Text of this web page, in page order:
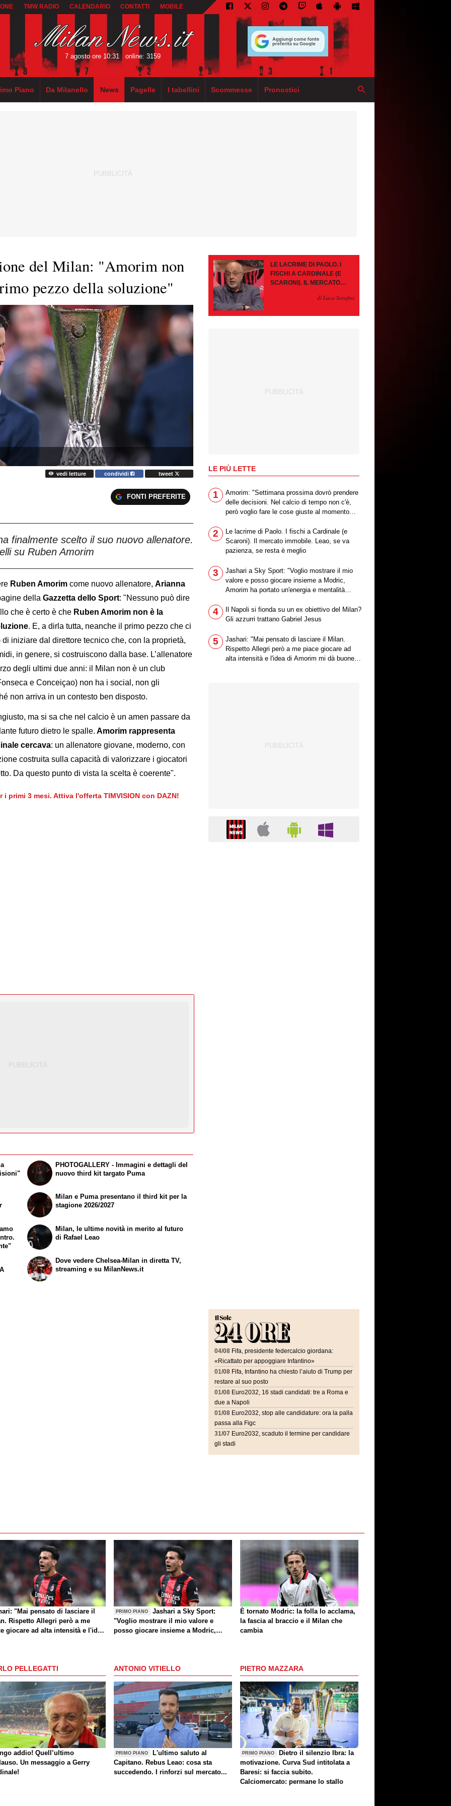
TMW RADIO CALENDARIO CONTATTI MOBILE
7 agosto ore 10:31 online: 3159
Piano Da Milanello News Pagelle I tabellini Scommesse Pronostici
del Milan: "Amorim non
pezzo della soluzione"
vedi letture condividi tweet
FONTI PREFERITE
finalmente scelto il suo nuovo allenatore.
su Ruben Amorim
Ruben Amorim come nuovo allenatore, Arianna
della Gazzetta dello Sport: "Nessuno può dire
che è certo è che Ruben Amorim non è la
. E, a dirla tutta, neanche il primo pezzo che ci
iniziare dal direttore tecnico che, con la proprietà,
in genere, si costruiscono dalla base. L’allenatore
degli ultimi due anni: il Milan non è un club
e Conceiçao) non ha i social, non gli
non arriva in un contesto ben disposto.
ma si sa che nel calcio è un amen passare da
futuro dietro le spalle. Amorim rappresenta
cercava: un allenatore giovane, moderno, con
costruita sulla capacità di valorizzare i giocatori
Da questo punto di vista la scelta è coerente".
i primi 3 mesi. Attiva l'offerta TIMVISION con DAZN!
PHOTOGALLERY - Immagini e dettagli del
nuovo third kit targato Puma
Milan e Puma presentano il third kit per la
stagione 2026/2027
Milan, le ultime novità in merito al futuro
di Rafael Leao
Dove vedere Chelsea-Milan in diretta TV,
streaming e su MilanNews.it
LE LACRIME DI PAOLO. I
FISCHI A CARDINALE (E
SCARONI). IL MERCATO
PAZIENZA, SE RESTA È
di Luca Serafini
LE PIÙ LETTE
1
Amorim: "Settimana prossima dovrò prendere
delle decisioni. Nel calcio di tempo non c'è,
però voglio fare le cose giuste al momento
2
Le lacrime di Paolo. I fischi a Cardinale (e
Scaroni). Il mercato immobile. Leao, se va
pazienza, se resta è meglio
3
Jashari a Sky Sport: "Voglio mostrare il mio
valore e posso giocare insieme a Modric,
Amorim ha portato un'energia e mentalità
4
Il Napoli si fionda su un ex obiettivo del Milan?
Gli azzurri trattano Gabriel Jesus
5
Jashari: "Mai pensato di lasciare il Milan.
Rispetto Allegri però a me piace giocare ad
alta intensità e l'idea di Amorim mi dà buone
04/08 Fifa, presidente federcalcio giordana:
«Ricattato per appoggiare Infantino»
01/08 Fifa, Infantino ha chiesto l’aiuto di Trump per
restare al suo posto
01/08 Euro2032, 16 stadi candidati: tre a Roma e
due a Napoli
01/08 Euro2032, stop alle candidature: ora la palla
passa alla Figc
31/07 Euro2032, scaduto il termine per candidare
gli stadi
"Mai pensato di lasciare il
Rispetto Allegri però a me
giocare ad alta intensità e l'idea
PRIMO PIANO
Jashari a Sky Sport:
"Voglio mostrare il mio valore e
posso giocare insieme a Modric,
È tornato Modric: la folla lo acclama,
la fascia al braccio e il Milan che
cambia
PELLEGATTI
addio! Quell’ultimo
Un messaggio a Gerry
ANTONIO VITIELLO
PRIMO PIANO
L'ultimo saluto al
Capitano. Rebus Leao: cosa sta
succedendo. I rinforzi sul mercato...
PIETRO MAZZARA
PRIMO PIANO
Dietro il silenzio Ibra: la
motivazione. Curva Sud intitolata a
Baresi: si faccia subito.
Calciomercato: permane lo stallo